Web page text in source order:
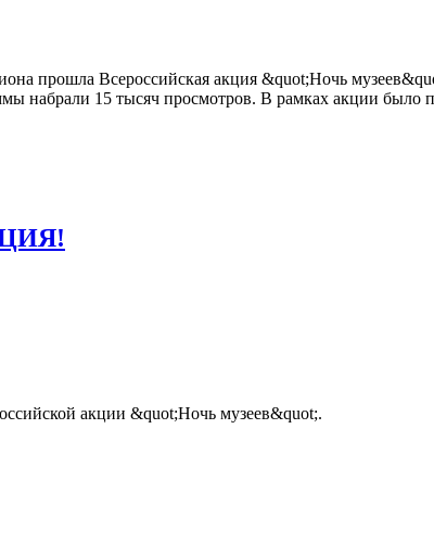
прошла Всероссийская акция &quot;Ночь
набрали 15 тысяч просмотров. В рамках акции
акции &quot;Ночь музеев&quot;.